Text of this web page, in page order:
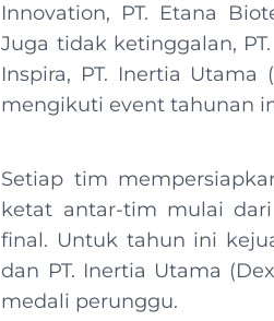
Innovation, PT. Etana
Juga tidak ketinggalan,
Inspira, PT. Inertia Utama
mengikuti event tahunan
Setiap tim
ketat antar-tim mulai
final. Untuk tahun ini
dan PT. Inertia Utama
medali perunggu.